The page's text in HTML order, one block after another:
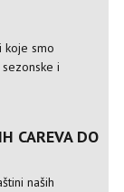
koje smo
i
CAREVA DO
naših